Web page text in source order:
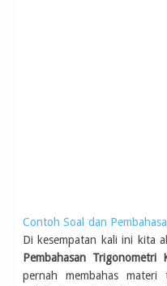
Contoh Soal dan
Di kesempatan kali ini kita
Pembahasan Trigonometri
pernah membahas